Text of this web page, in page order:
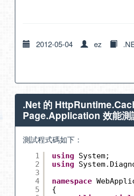
2012-05-04 ez
.Net 的
Page.Application 效能測
測試程式碼如下：
1
2
3
4
5
using
System;
using
namespace
{